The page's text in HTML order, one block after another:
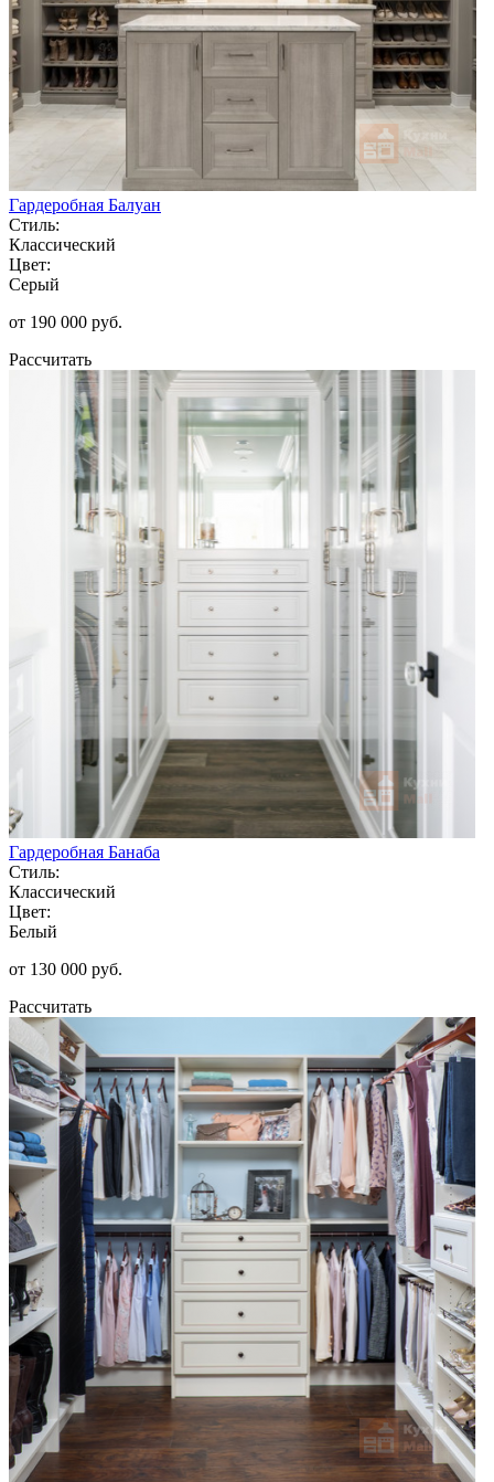
Гардеробная Балуан
Стиль:
Классический
Цвет:
Серый
от 190 000 руб.
Рассчитать
Гардеробная Банаба
Стиль:
Классический
Цвет:
Белый
от 130 000 руб.
Рассчитать